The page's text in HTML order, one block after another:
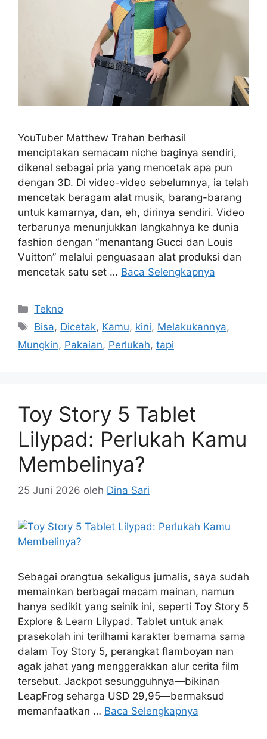
YouTuber Matthew Trahan berhasil
menciptakan semacam niche baginya sendiri,
dikenal sebagai pria yang mencetak apa pun
dengan 3D. Di video-video sebelumnya, ia telah
mencetak beragam alat musik, barang-barang
untuk kamarnya, dan, eh, dirinya sendiri. Video
terbarunya menunjukkan langkahnya ke dunia
fashion dengan “menantang Gucci dan Louis
Vuitton” melalui penguasaan alat produksi dan
mencetak satu set … Baca Selengkapnya
Kategori
Tekno
Tag
Bisa, Dicetak, Kamu, kini, Melakukannya,
Mungkin, Pakaian, Perlukah, tapi
Toy Story 5 Tablet
Lilypad: Perlukah Kamu
Membelinya?
25 Juni 2026 oleh Dina Sari
Sebagai orangtua sekaligus jurnalis, saya sudah
memainkan berbagai macam mainan, namun
hanya sedikit yang seinik ini, seperti Toy Story 5
Explore & Learn Lilypad. Tablet untuk anak
prasekolah ini terilhami karakter bernama sama
dalam Toy Story 5, perangkat flamboyan nan
agak jahat yang menggerakkan alur cerita film
tersebut. Jackpot sesungguhnya—bikinan
LeapFrog seharga USD 29,95—bermaksud
memanfaatkan … Baca Selengkapnya